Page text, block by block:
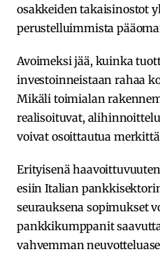
osakkeiden takaisinostot
perustelluimmista
Avoimeksi jää, kuinka
investoinneistaan rahaa
Mikäli toimialan
realisoituvat,
voivat osoittautua
Erityisenä
esiin Italian
seurauksena sopimukset
pankkikumppanit
vahvemman